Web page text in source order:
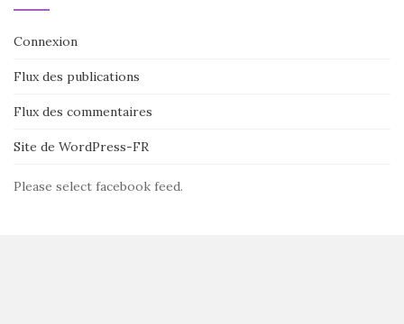
Connexion
Flux des publications
Flux des commentaires
Site de WordPress-FR
Please select facebook feed.